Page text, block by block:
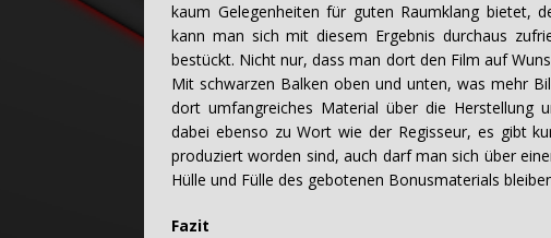
kaum Gelegenheiten für guten Raumklang bietet,
kann man sich mit diesem Ergebnis durchaus
bestückt. Nicht nur, dass man dort den Film auf
Mit schwarzen Balken oben und unten, was mehr
dort umfangreiches Material über die Herstellung
dabei ebenso zu Wort wie der Regisseur, es gibt
produziert worden sind, auch darf man sich über
Hülle und Fülle des gebotenen Bonusmaterials
Fazit